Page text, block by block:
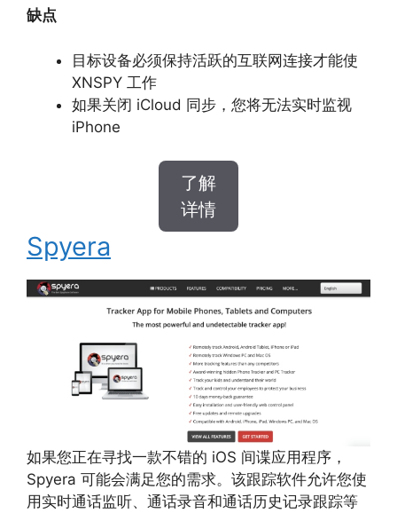
缺点
目标设备必须保持活跃的互联网连接才能使
XNSPY 工作
如果关闭 iCloud 同步，您将无法实时监视
iPhone
了解
详情
Spyera
如果您正在寻找一款不错的 iOS 间谍应用程序，
Spyera 可能会满足您的需求。该跟踪软件允许您使
用实时通话监听、通话录音和通话历史记录跟踪等